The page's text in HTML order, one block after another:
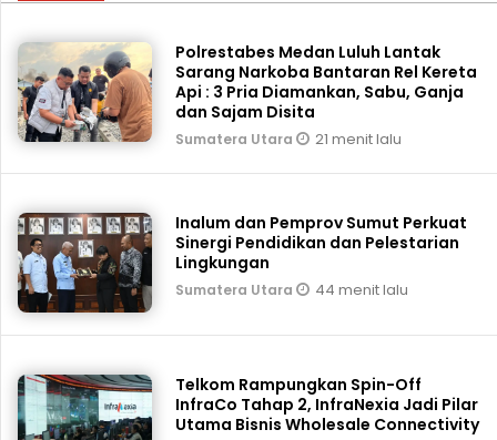
Polrestabes Medan Luluh Lantak
Sarang Narkoba Bantaran Rel Kereta
Api : 3 Pria Diamankan, Sabu, Ganja
dan Sajam Disita
Sumatera Utara 21 menit lalu
Inalum dan Pemprov Sumut Perkuat
Sinergi Pendidikan dan Pelestarian
Lingkungan
Sumatera Utara 44 menit lalu
Telkom Rampungkan Spin-Off
InfraCo Tahap 2, InfraNexia Jadi Pilar
Utama Bisnis Wholesale Connectivity